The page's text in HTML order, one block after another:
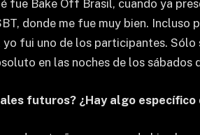
fue Bake Off Brasil, cuando ya
donde me fue muy bien. Incluso
fui uno de los participantes.
en las noches de los sábados
futuros? ¿Hay algo